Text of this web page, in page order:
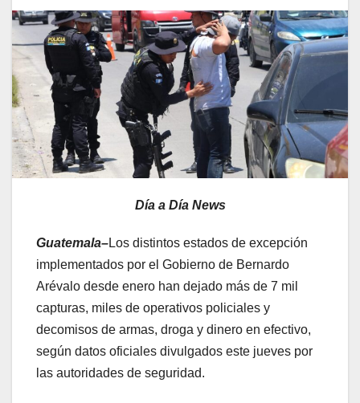
Día a Día News
Guatemala–Los distintos estados de excepción
implementados por el Gobierno de Bernardo
Arévalo desde enero han dejado más de 7 mil
capturas, miles de operativos policiales y
decomisos de armas, droga y dinero en efectivo,
según datos oficiales divulgados este jueves por
las autoridades de seguridad.